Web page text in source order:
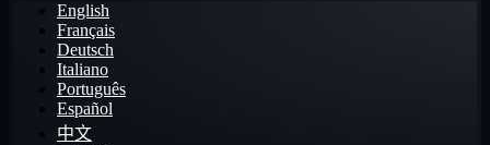
English
Français
Deutsch
Italiano
Português
Español
中文